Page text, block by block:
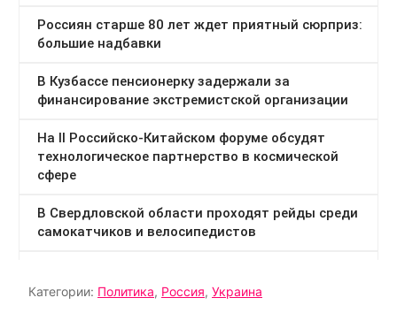
Категории: Политика, Россия, Украина